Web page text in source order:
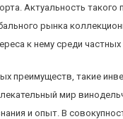
Актуальность такого
рынка
к нему среди
преимуществ, такие
мир
и опыт. В